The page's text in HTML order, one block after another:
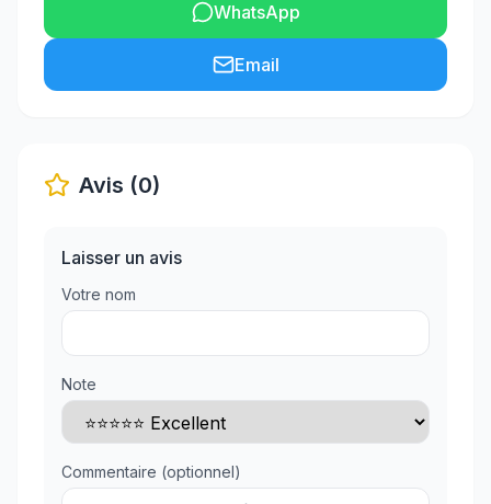
WhatsApp
Email
Avis (0)
Laisser un avis
Votre nom
Note
Commentaire (optionnel)